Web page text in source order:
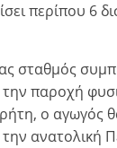
περίπου 6
σταθμός
παροχή
ο αγωγός
την ανατολική